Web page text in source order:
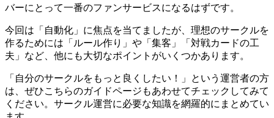
バーにとって一番のファンサービスになるはずです。
今回は「自動化」に焦点を当てましたが、理想のサークルを
作るためには「ルール作り」や「集客」「対戦カードの工
夫」など、他にも大切なポイントがいくつかあります。
「自分のサークルをもっと良くしたい！」という運営者の方
は、ぜひこちらのガイドページもあわせてチェックしてみて
ください。サークル運営に必要な知識を網羅的にまとめてい